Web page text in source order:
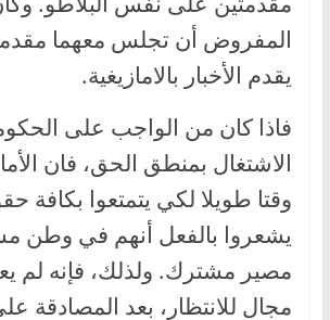
المفروض أن تجلس معهما
يقدم الأخبار بالامازيغية.
فاذا كان من الواجب على
الاشتغال بمنطق الحق، فان
وقتا طويلا لكي يتمتعوا بكافة
يشعروا بالفعل أنهم في وطن
مصير مشترك. ولذلك، فإنه لم
مجال للانتظار، بعد المصادقة